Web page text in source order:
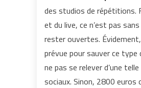
des studios de répétitions.
et du live, ce n’est pas
rester ouvertes.
prévue pour sauver ce
ne pas se relever d’une
sociaux. Sinon, 2800